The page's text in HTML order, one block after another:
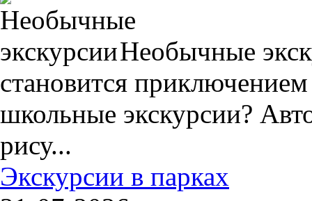
Необычные
становится
школьные экскурсии?
рису...
Экскурсии в парках